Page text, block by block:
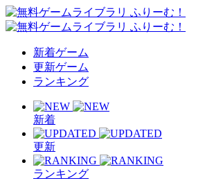
新着ゲーム
更新ゲーム
ランキング
新着
更新
ランキング